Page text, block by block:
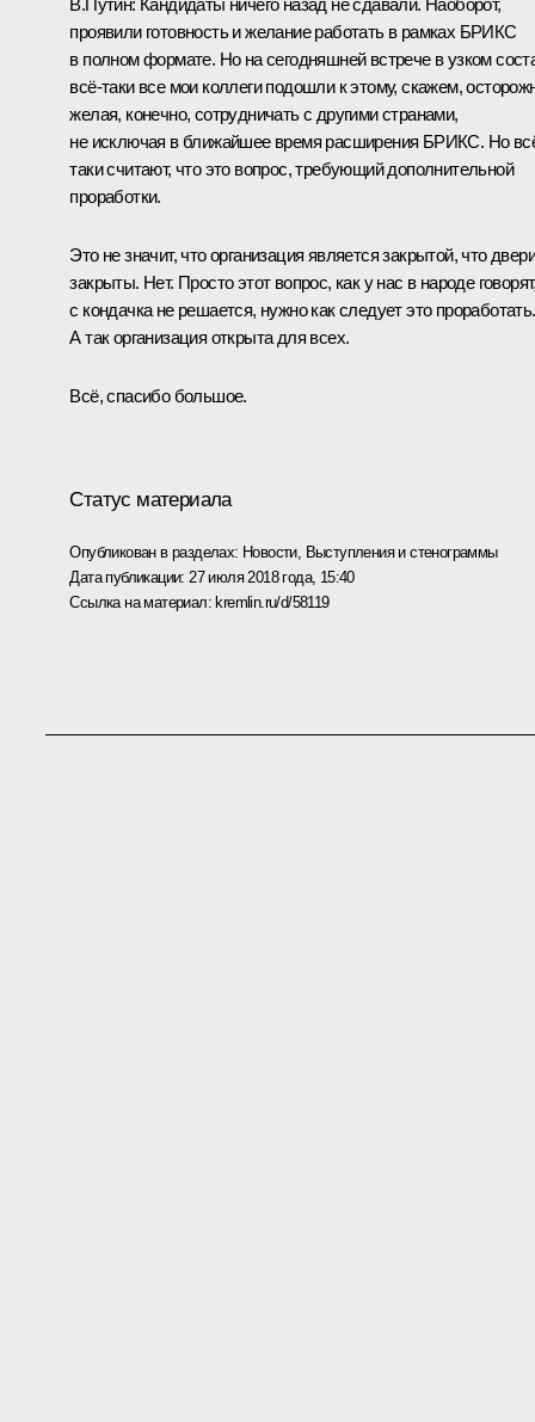
проявили готовность и желание работать в рамках БРИКС
в полном формате. Но на сегодняшней встрече в узком
всё-таки все мои коллеги подошли к этому, скажем,
желая, конечно, сотрудничать с другими странами,
не исключая в ближайшее время расширения БРИКС. Но
таки считают, что это вопрос, требующий дополнительной
проработки.
Это не значит, что организация является закрытой, что двери
закрыты. Нет. Просто этот вопрос, как у нас в народе
с кондачка не решается, нужно как следует это проработать.
А так организация открыта для всех.
Всё, спасибо большое.
Статус материала
Опубликован в разделах: Новости, Выступления и стенограммы
Дата публикации: 27 июля 2018 года, 15:40
Ссылка на материал: kremlin.ru/d/58119